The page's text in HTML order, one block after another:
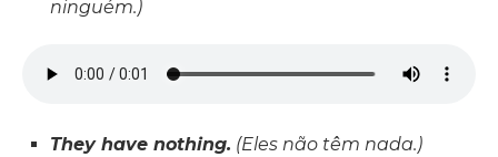
ninguém.)
They have nothing. (Eles não têm nada.)